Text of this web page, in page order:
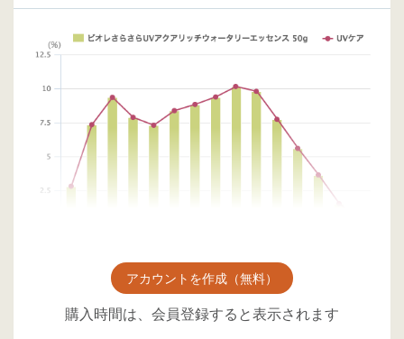
アカウントを作成（無料）
購入時間は、会員登録すると表示されます